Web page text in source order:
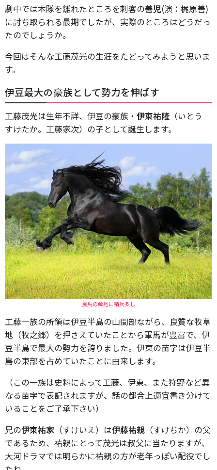
劇中では本隊を離れたところを刺客の善児(演：梶原善)
に討ち取られる最期でしたが、実際のところはどうだっ
たのでしょうか。
今回はそんな工藤茂光の生涯をたどってみようと思いま
す。
伊豆最大の豪族として勢力を伸ばす
工藤茂光は生年不詳、伊豆の豪族・ 伊東祐隆 （いとう
すけたか。工藤家次）の子として誕生します。
良馬の産地に精兵多し
工藤一族の所領は伊豆半島の山間部ながら、良質な牧草
地（牧之郷）を押さえていたことから軍馬が豊富で、伊
豆半島で最大の勢力を誇りました。伊東の苗字は伊豆半
島の東部を占めていたことに由来します。
（この一族は史料によって工藤、伊東、また狩野など異
なる苗字で表記されますが、話の都合上適宜書き分けて
いることをご了承下さい）
兄の伊東祐家 （すけいえ）は伊藤祐親 （すけちか）の父
であるため、祐親にとって茂光は叔父に当たりますが、
大河ドラマでは明らかに祐親の方が老年っぽい配役でし